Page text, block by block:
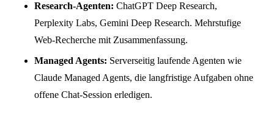
Research-Agenten: ChatGPT Deep Research,
Perplexity Labs, Gemini Deep Research. Mehrstufige
Web-Recherche mit Zusammenfassung.
Managed Agents: Serverseitig laufende Agenten wie
Claude Managed Agents, die langfristige Aufgaben ohne
offene Chat-Session erledigen.